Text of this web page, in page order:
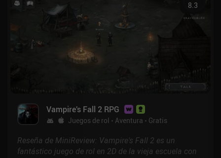
Vampire's Fall 2 RPG
Juegos de rol Aventura Gratis
8.3
Reseña de MiniReview: Vampire's Fall 2 es un
fantástico juego de rol en 2D de la vieja escuela con